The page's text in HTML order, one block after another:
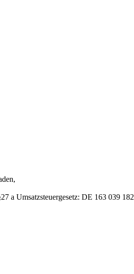
a Umsatzsteuergesetz: DE 163 039 182